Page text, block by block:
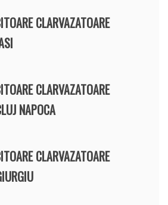
CLARVAZATOARE
CLARVAZATOARE
NAPOCA
CLARVAZATOARE